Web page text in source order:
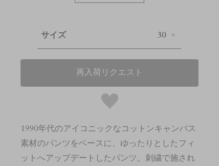
サイズ 30
再入荷リクエスト
1990年代のアイコニックなコットンキャンバス
素材のパンツをベースに、ゆったりとしたフィ
ットへアップデートしたパンツ。刺繍で施され